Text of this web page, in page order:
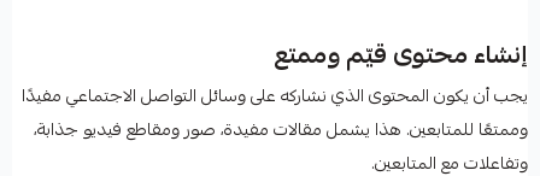
إنشاء محتوى قيّم وممتع
يجب أن يكون المحتوى الذي نشاركه على وسائل التواصل الاجتماعي مفيدًا
وممتعًا للمتابعين. هذا يشمل مقالات مفيدة، صور ومقاطع فيديو جذابة،
وتفاعلات مع المتابعين.